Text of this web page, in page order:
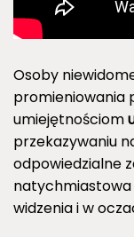
Osoby
promieniowania
umiejętnościom
przekazywaniu
odpowiedzialne
widzenia i w